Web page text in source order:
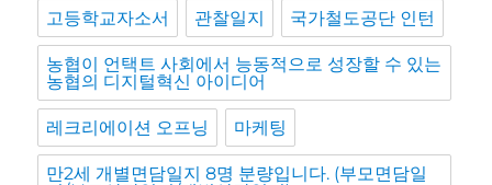
고등학교자소서 관찰일지 국가철도공단 인턴
농협이 언택트 사회에서 능동적으로 성장할 수 있는
농협의 디지털혁신 아이디어
레크리에이션 오프닝 마케팅
만2세 개별면담일지 8명 분량입니다. (부모면담일